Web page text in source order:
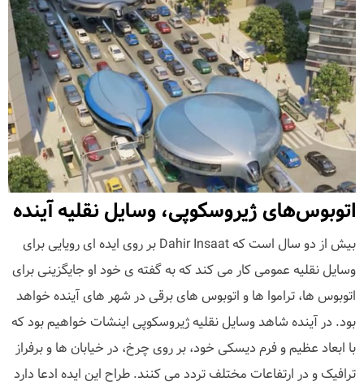
اتوبوس‌های ژیروسکوپی، وسایل نقلیه آینده
بیش از دو سال است که Dahir Insaat بر روی ایده ای رویایی برای
وسایل نقلیه عمومی کار می کند که به گفته ی خود او جایگزینی برای
اتوبوس ها، تراموا ها و اتوبوس های برقی در شهر های آینده خواهد
بود. در آینده شاهد وسایل نقلیه ژیروسکوپی اینشات خواهیم بود که
با ابعاد عظیم و فرم دیسکی خود، بر روی چرخ، در خیابان ها و برفراز
ترافیک و در ارتفاعات مختلف تردد می کنند. طراح این ایده ادعا دارد